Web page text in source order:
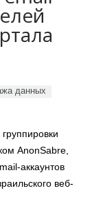
данных
AnonSabre,
аккаунтов
веб-